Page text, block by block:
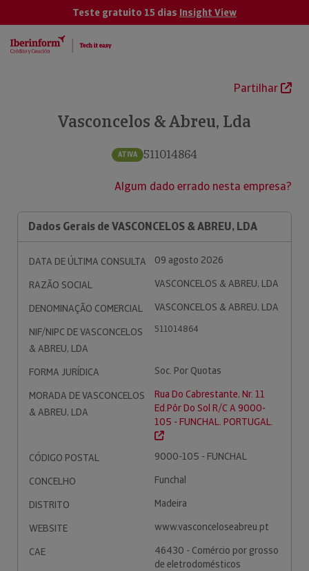
Teste gratuito 15 dias Insight View
Partilhar
Vasconcelos & Abreu, Lda
ATIVA 511014864
Algum dado errado nesta empresa?
Dados Gerais de VASCONCELOS & ABREU, LDA
DATA DE ÚLTIMA CONSULTA
09 agosto 2026
RAZÃO SOCIAL
VASCONCELOS & ABREU, LDA
DENOMINAÇÃO COMERCIAL
VASCONCELOS & ABREU, LDA
NIF/NIPC DE VASCONCELOS
& ABREU, LDA
511014864
FORMA JURÍDICA
Soc. Por Quotas
MORADA DE VASCONCELOS
& ABREU, LDA
Rua Do Cabrestante, Nr. 11
Ed.Pôr Do Sol R/C A 9000-
105 - FUNCHAL. PORTUGAL.
CÓDIGO POSTAL
9000-105 - FUNCHAL
CONCELHO
Funchal
DISTRITO
Madeira
WEBSITE
www.vasconceloseabreu.pt
CAE
46430 - Comércio por grosso
de eletrodomésticos